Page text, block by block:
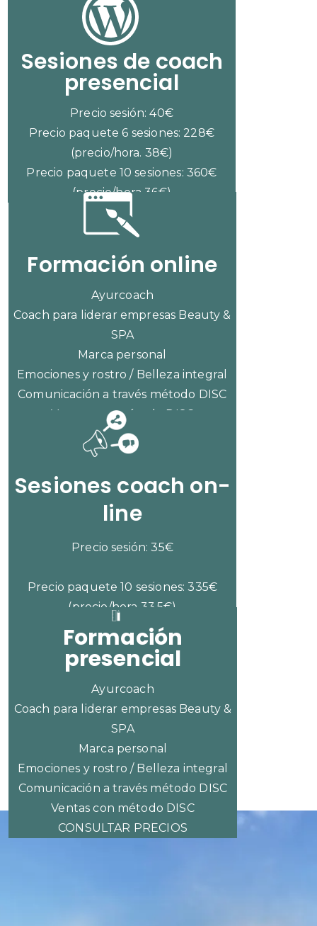
Sesiones de coach
presencial
Precio sesión: 40€
Precio paquete 6 sesiones: 228€
(precio/hora. 38€)
Precio paquete 10 sesiones: 360€
(precio/hora 36€)
Formación online
Ayurcoach
Coach para liderar empresas Beauty &
SPA
Marca personal
Emociones y rostro / Belleza integral
Comunicación a través método DISC
Ventas con método DISC
CONSULTAR PRECIOS
Sesiones coach on-
line
Precio sesión: 35€
Precio paquete 10 sesiones: 335€
(precio/hora 33,5€)
Formación
presencial
Ayurcoach
Coach para liderar empresas Beauty &
SPA
Marca personal
Emociones y rostro / Belleza integral
Comunicación a través método DISC
Ventas con método DISC
CONSULTAR PRECIOS